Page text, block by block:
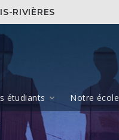
RIVIÈRES
étudiants Notre école